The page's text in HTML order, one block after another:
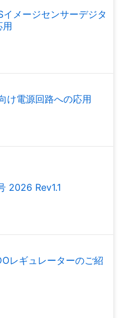
メージセンサーデジタ
用
け電源回路への応用
2026 Rev1.1
レギュレーターのご紹